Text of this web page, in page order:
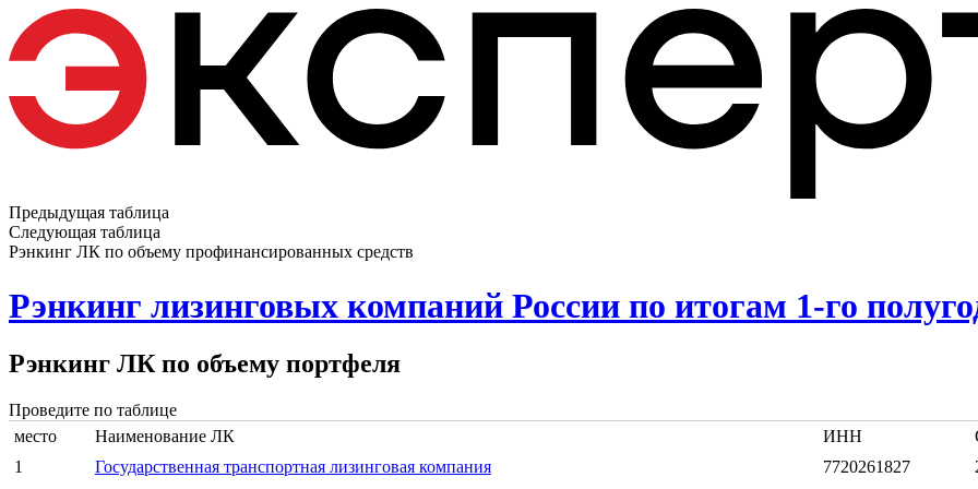
Предыдущая таблица
Следующая таблица
Рэнкинг ЛК по объему профинансированных средств
Рэнкинг лизинговых компаний России по итогам 1-го
Рэнкинг ЛК по объему портфеля
Проведите по таблице
место
Наименование ЛК ИНН
1
Государственная транспортная лизинговая компания 7720261827